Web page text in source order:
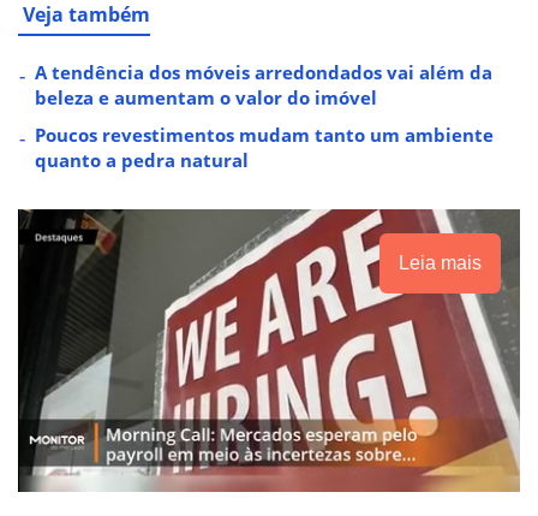
Veja também
A tendência dos móveis arredondados vai além da
beleza e aumentam o valor do imóvel
Poucos revestimentos mudam tanto um ambiente
quanto a pedra natural
Leia mais